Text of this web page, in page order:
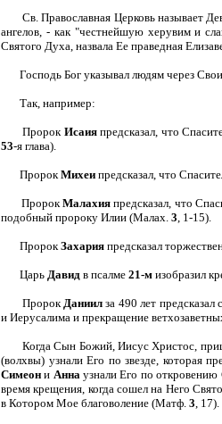
Св. Православная Церковь называет
ангелов, - как "честнейшую херувим и
Святого Духа, назвала Ее праведная
Господь Бог указывал людям через
Так, например:
Пророк Исаияпредсказал, что
53-я глава).
ПророкМихеи предсказал, что
ПророкМалахия предсказал, что
подобный пророку Илии (Малах. 3, 1-15).
ПророкЗахария предсказал
Царь Давид в псалме 21-м изобразил
ПророкДаниил за 490 лет
и Иерусалима и прекращение
Когда Сын Божий, Иисус Христос,
(волхвы) узнали Его по звезде, которая
Симеон и Аннаузнали Его по
время крещения, когда сошел на Него
в Котором Мое благоволение (Матф. 3, 17).